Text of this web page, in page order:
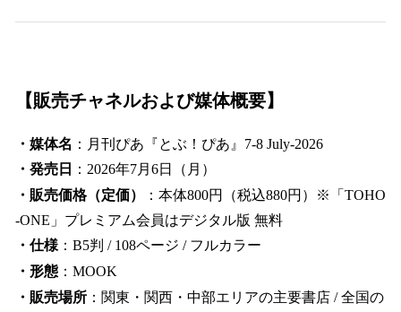
【販売チャネルおよび媒体概要】
・媒体名 ：月刊ぴあ『とぶ！ぴあ』7-8 July-2026
・発売日
：2026年7月6日（月）
・販売価格（定価）
：本体800円（税込880円）※「TOHO
-ONE」プレミアム会員はデジタル版 無料
・仕様 ：B5判 / 108ページ / フルカラー
・形態 ：MOOK
・販売場所 ：関東・関西・中部エリアの主要書店 / 全国の